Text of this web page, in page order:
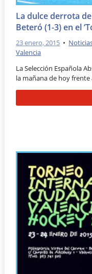
La dulce derrota
Beteró (1-3) en el
23 enero, 2015 •
Valencia
La Selección Española
la mañana de hoy